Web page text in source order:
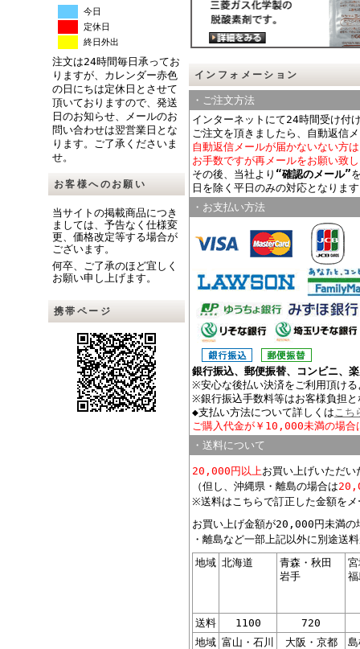
今日
定休日
終日外出
注文は24時間毎日承ってお
りますが、カレンダー赤色
の日にちは定休日とさせて
頂いておりますので、発送
日のお知らせ、メールのお
問い合わせは翌営業日とな
ります。ご了承くださいま
せ。
お客様へのお願い
当サイトの掲載商品につき
ましては、予告なく仕様変
更、価格改定等する場合が
ございます。
何卒、ご了承のほど宜しく
お願い申し上げます。
携帯ページ
インフォメーション
・ご注文方法
インターネットにて24時間受け付
ご注文を頂きましたら、自動返信
自動返信メールが届かないない方
お手数ですが再メールをお願い致
その後、当社より “確認のメール”
日を除く平日のみの対応となりま
・お支払い方法
銀行振込、郵便振替、コンビニ、
※安心な後払い決済をご利用頂け
※銀行振込手数料等はお客様負担
◆支払い方法について詳しくはこち
ご購入代金が￥10,000未満の場合
・送料について
20,000円以上お買い上げいただ
（但し、沖縄県・離島の場合は
※送料はこちらで訂正した金額を
お買い上げ金額が20,000円未満の
・離島など一部上記以外に別途送
地域 北海道
青森・秋田
岩手
送料 1100
720
地域 富山・石川
大阪・京都